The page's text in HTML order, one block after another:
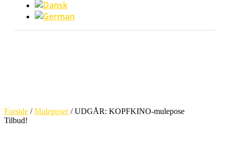
Forside /Muleposer/ UDGÅR: KOPFKINO-mulepose
Tilbud!